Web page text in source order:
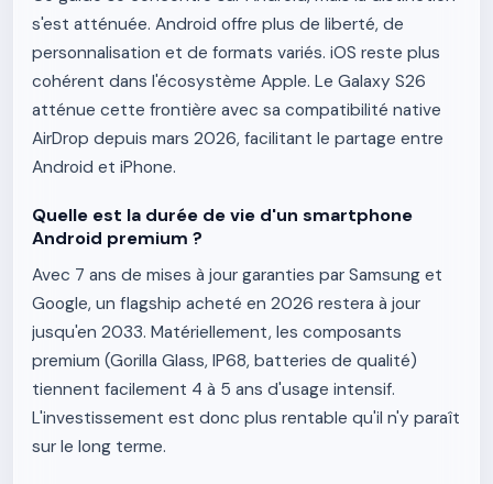
s'est atténuée. Android offre plus de liberté, de
personnalisation et de formats variés. iOS reste plus
cohérent dans l'écosystème Apple. Le Galaxy S26
atténue cette frontière avec sa compatibilité native
AirDrop depuis mars 2026, facilitant le partage entre
Android et iPhone.
Quelle est la durée de vie d'un smartphone
Android premium ?
Avec 7 ans de mises à jour garanties par Samsung et
Google, un flagship acheté en 2026 restera à jour
jusqu'en 2033. Matériellement, les composants
premium (Gorilla Glass, IP68, batteries de qualité)
tiennent facilement 4 à 5 ans d'usage intensif.
L'investissement est donc plus rentable qu'il n'y paraît
sur le long terme.